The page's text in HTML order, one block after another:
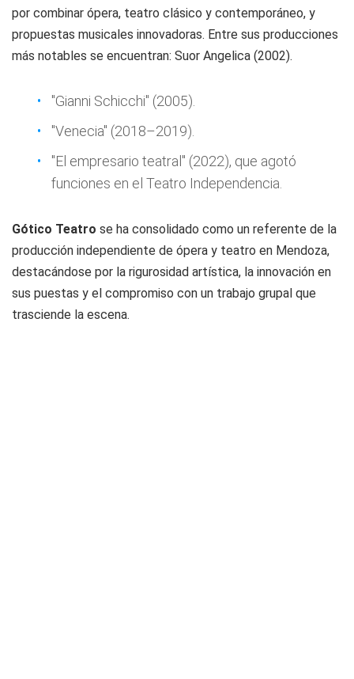
por combinar ópera, teatro clásico y contemporáneo, y
propuestas musicales innovadoras. Entre sus producciones
más notables se encuentran: Suor Angelica (2002).
"Gianni Schicchi" (2005).
"Venecia" (2018–2019).
"El empresario teatral" (2022), que agotó
funciones en el Teatro Independencia.
Gótico Teatro se ha consolidado como un referente de la
producción independiente de ópera y teatro en Mendoza,
destacándose por la rigurosidad artística, la innovación en
sus puestas y el compromiso con un trabajo grupal que
trasciende la escena.